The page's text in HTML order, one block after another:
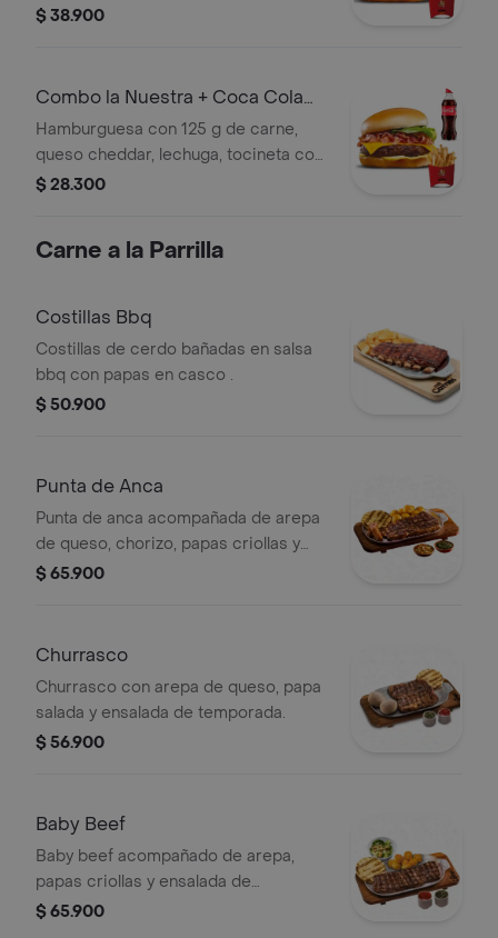
queso cheddar, tocineta, salsas,
$ 38.900
Combo la Nuestra + Coca Cola
400ml
Hamburguesa con 125 g de carne,
queso cheddar, lechuga, tocineta con
guarnición a elección y coca cola
$ 28.300
Carne a la Parrilla
Costillas Bbq
Costillas de cerdo bañadas en salsa
bbq con papas en casco .
$ 50.900
Punta de Anca
Punta de anca acompañada de arepa
de queso, chorizo, papas criollas y
ensalada de temporada
$ 65.900
Churrasco
Churrasco con arepa de queso, papa
salada y ensalada de temporada.
$ 56.900
Baby Beef
Baby beef acompañado de arepa,
papas criollas y ensalada de
temporada.
$ 65.900